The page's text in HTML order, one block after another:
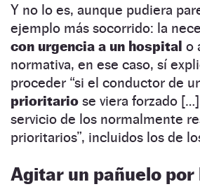
Y no lo es, aunque pudiera
ejemplo más socorrido: la
con urgencia a un hospital o
normativa, en ese caso, sí
proceder “si el conductor de
prioritario se viera forzado
servicio de los normalmente
prioritarios”, incluidos los de
Agitar un pañuelo